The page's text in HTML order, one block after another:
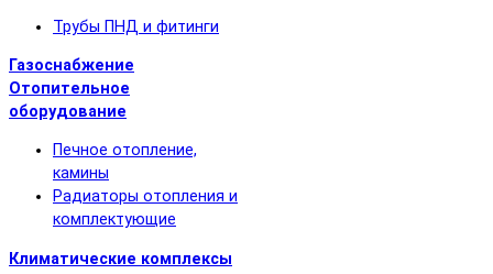
Трубы ПНД и фитинги
Газоснабжение
Отопительное
оборудование
Печное отопление,
камины
Радиаторы отопления и
комплектующие
Климатические комплексы